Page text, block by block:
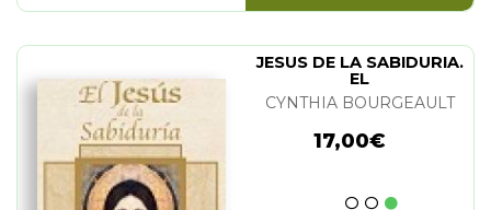
JESUS DE LA SABIDURIA.
EL
CYNTHIA BOURGEAULT
17,00€